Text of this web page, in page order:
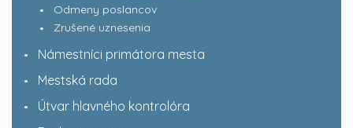
Odmeny poslancov
Zrušené uznesenia
Námestníci primátora mesta
Mestská rada
Útvar hlavného kontrolóra